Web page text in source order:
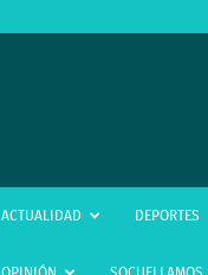
ACTUALIDAD DEPORTES